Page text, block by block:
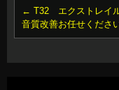
← T32 エクストレイ
音質改善お任せくださ